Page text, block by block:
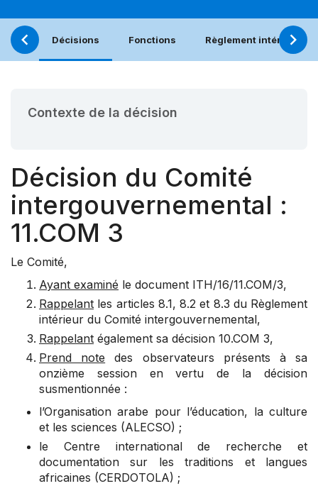
Décisions Fonctions Règlement intérieur
Contexte de la décision
Décision du Comité
intergouvernemental :
11.COM 3
Le Comité,
Ayant examiné le document ITH/16/11.COM/3,
Rappelant les articles 8.1, 8.2 et 8.3 du Règlement
intérieur du Comité intergouvernemental,
Rappelant également sa décision 10.COM 3,
Prend note des observateurs présents à sa
onzième session en vertu de la décision
susmentionnée :
l’Organisation arabe pour l’éducation, la culture
et les sciences (ALECSO) ;
le Centre international de recherche et
documentation sur les traditions et langues
africaines (CERDOTOLA) ;